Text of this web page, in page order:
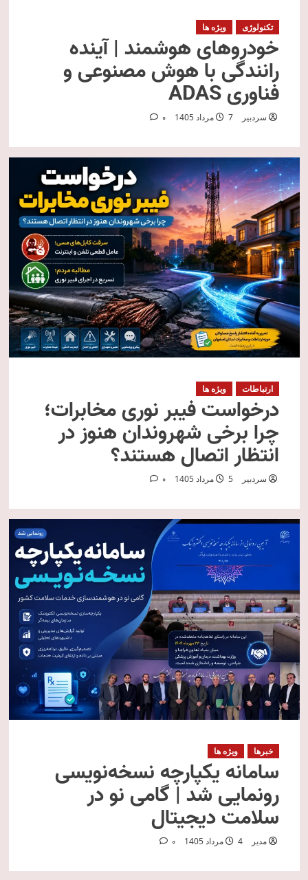
تکنولوژی ویژه ها
خودروهای هوشمند | آینده
رانندگی با هوش مصنوعی و
فناوری ADAS
سردبیر 7 مرداد 1405 0
ارتباطات ویژه ها
درخواست فیبر نوری مخابرات؛
چرا برخی شهروندان هنوز در
انتظار اتصال هستند؟
سردبیر 5 مرداد 1405 0
خبرها ویژه ها
سامانه یکپارچه نسخه‌نویسی
رونمایی شد | گامی نو در
سلامت دیجیتال
مدیر 4 مرداد 1405 0